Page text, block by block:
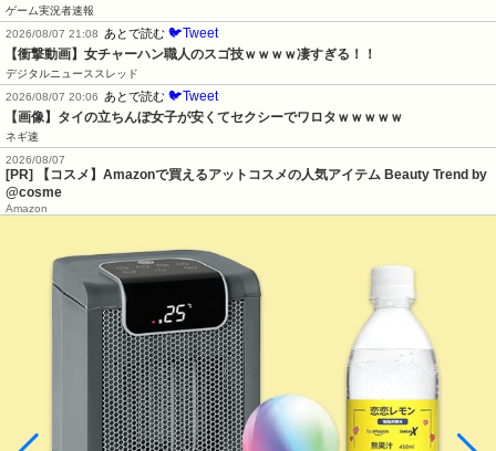
ゲーム実況者速報
2026/08/07 21:08
あとで読む 🐦Tweet
【衝撃動画】女チャーハン職人のスゴ技ｗｗｗｗ凄すぎる！！
デジタルニューススレッド
2026/08/07 20:06
あとで読む 🐦Tweet
【画像】タイの立ちんぼ女子が安くてセクシーでワロタｗｗｗｗｗ
ネギ速
2026/08/07
[PR] 【コスメ】Amazonで買えるアットコスメの人気アイテム Beauty Trend by
@cosme
Amazon